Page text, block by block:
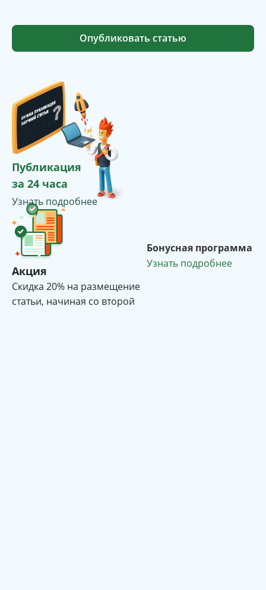
Опубликовать статью
Публикация
за 24 часа
Узнать подробнее
Акция
Cкидка 20% на размещение
статьи, начиная со второй
Бонусная программа
Узнать подробнее